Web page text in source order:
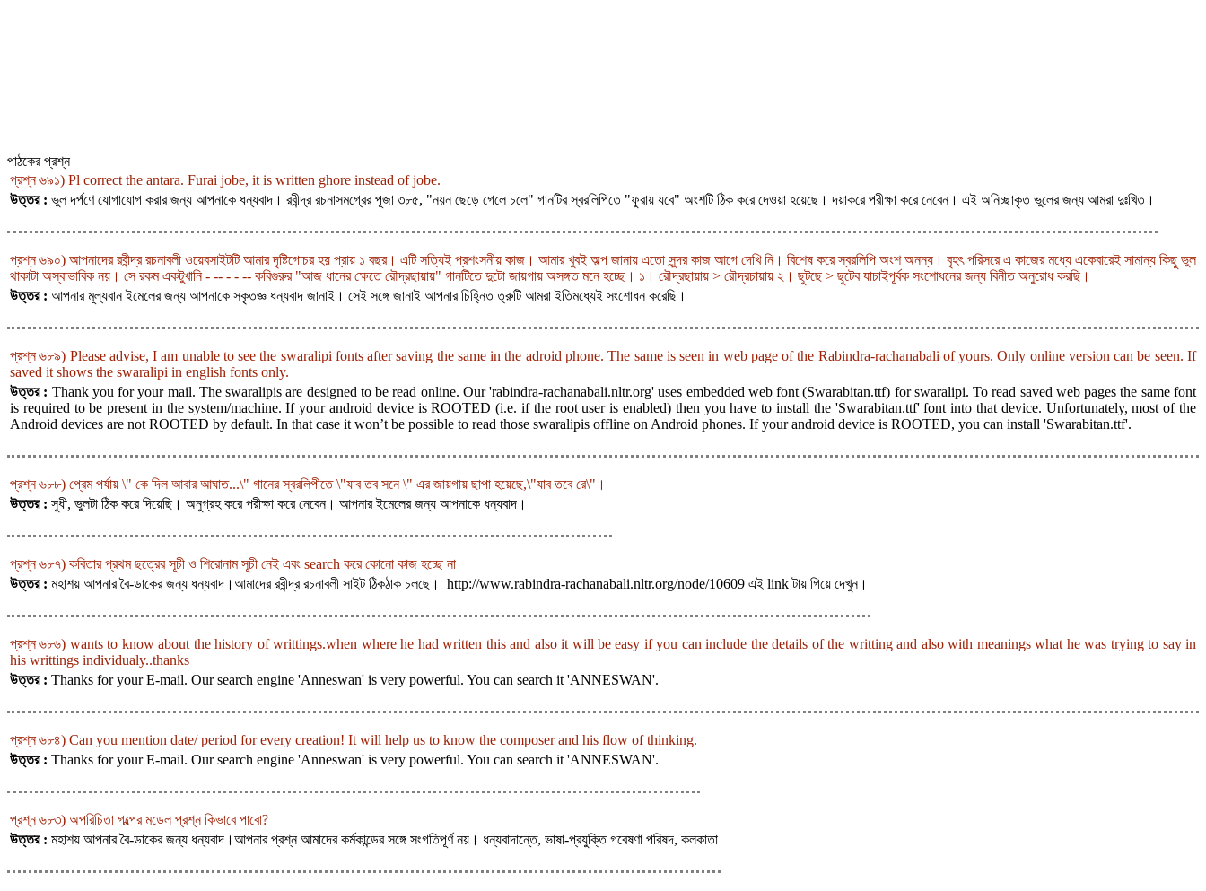
পাঠকের প্রশ্ন
প্রশ্ন ৬৯১) Pl correct the antara. Furai jobe, it is written ghore instead of jobe.
উত্তর : ভুল দর্পণে যোগাযোগ করার জন্য আপনাকে ধন্যবাদ। রবীন্দ্র রচনাসমগ্রের পূজা ৩৮৫, "নয়ন ছেড়ে গেলে চলে" গানটির স্বরলিপিতে "ফুরায় যবে" অংশটি ঠিক করে দেওয়া হয়েছে। দয়াকরে পরীক্ষা করে নেবেন। এই অনিচ্ছাকৃত ভুলের জন্য আমরা দুঃখিত।
প্রশ্ন ৬৯০) আপনাদের রবীন্দ্র রচনাবলী ওয়েবসাইটটি আমার দৃষ্টিগোচর হয় প্রায় ১ বছর। এটি সত্যিই প্রশংসনীয় কাজ। আমার খুবই অল্প জানায় এতো সুন্দর কাজ আগে দেখি নি। বিশেষ করে স্বরলিপি অংশ অনন্য। বৃহৎ পরিসরে এ কাজের মধ্যে একেবারেই সামান্য কিছু ভুল
থাকাটা অস্বাভাবিক নয়। সে রকম একটুখানি - -- - - -- কবিগুরুর "আজ ধানের ক্ষেতে রৌদ্রছায়ায়" গানটিতে দুটো জায়গায় অসঙ্গত মনে হচ্ছে। ১। রৌদ্রছায়ায় > রৌদ্রচায়ায় ২। ছুটছে > ছুটেব যাচাইপূর্বক সংশোধনের জন্য বিনীত অনুরোধ করছি।
উত্তর : আপনার মূল্যবান ইমেলের জন্য আপনাকে সকৃতজ্ঞ ধন্যবাদ জানাই। সেই সঙ্গে জানাই আপনার চিহ্নিত ত্রুটি আমরা ইতিমধ্যেই সংশোধন করেছি।
প্রশ্ন ৬৮৯) Please advise, I am unable to see the swaralipi fonts after saving the same in the adroid phone. The same is seen in web page of the Rabindra-rachanabali of yours. Only online version can be seen. If
saved it shows the swaralipi in english fonts only.
উত্তর : Thank you for your mail. The swaralipis are designed to be read online. Our 'rabindra-rachanabali.nltr.org' uses embedded web font (Swarabitan.ttf) for swaralipi. To read saved web pages the same font
is required to be present in the system/machine. If your android device is ROOTED (i.e. if the root user is enabled) then you have to install the 'Swarabitan.ttf' font into that device. Unfortunately, most of the
Android devices are not ROOTED by default. In that case it won’t be possible to read those swaralipis offline on Android phones. If your android device is ROOTED, you can install 'Swarabitan.ttf'.
প্রশ্ন ৬৮৮) প্রেম পর্যায় \" কে দিল আবার আঘাত...\" গানের স্বরলিপীতে \"যাব তব সনে \" এর জায়গায় ছাপা হয়েছে,\"যাব তবে রে\"।
উত্তর : সুধী, ভুলটা ঠিক করে দিয়েছি। অনুগ্রহ করে পরীক্ষা করে নেবেন। আপনার ইমেলের জন্য আপনাকে ধন্যবাদ।
প্রশ্ন ৬৮৭) কবিতার প্রথম ছত্রের সূচী ও শিরোনাম সূচী নেই এবং search করে কোনো কাজ হচ্ছে না
উত্তর : মহাশয় আপনার বৈ-ডাকের জন্য ধন্যবাদ।আমাদের রবীন্দ্র রচনাবলী সাইট ঠিকঠাক চলছে। http://www.rabindra-rachanabali.nltr.org/node/10609 এই link টায় গিয়ে দেখুন।
প্রশ্ন ৬৮৬) wants to know about the history of writtings.when where he had written this and also it will be easy if you can include the details of the writting and also with meanings what he was trying to say in
his writtings individualy..thanks
উত্তর : Thanks for your E-mail. Our search engine 'Anneswan' is very powerful. You can search it 'ANNESWAN'.
প্রশ্ন ৬৮৪) Can you mention date/ period for every creation! It will help us to know the composer and his flow of thinking.
উত্তর : Thanks for your E-mail. Our search engine 'Anneswan' is very powerful. You can search it 'ANNESWAN'.
প্রশ্ন ৬৮৩) অপরিচিতা গল্পের মডেল প্রশ্ন কিভাবে পাবো?
উত্তর : মহাশয় আপনার বৈ-ডাকের জন্য ধন্যবাদ।আপনার প্রশ্ন আমাদের কর্মকান্ডের সঙ্গে সংগতিপূর্ণ নয়। ধন্যবাদান্তে, ভাষা-প্রযুক্তি গবেষণা পরিষদ, কলকাতা